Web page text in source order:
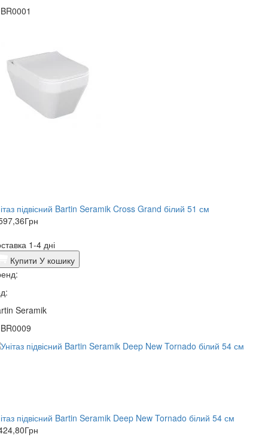
підвісний Bartin Seramik Cross Grand білий 51 см
Грн
1-4 дні
Купити У кошику
Seramik
підвісний Bartin Seramik Deep New Tornado білий 54 см
Грн